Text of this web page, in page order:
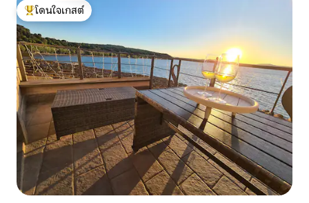
โดนใจเกสต์ที่สุด
โดนใจเกสต์